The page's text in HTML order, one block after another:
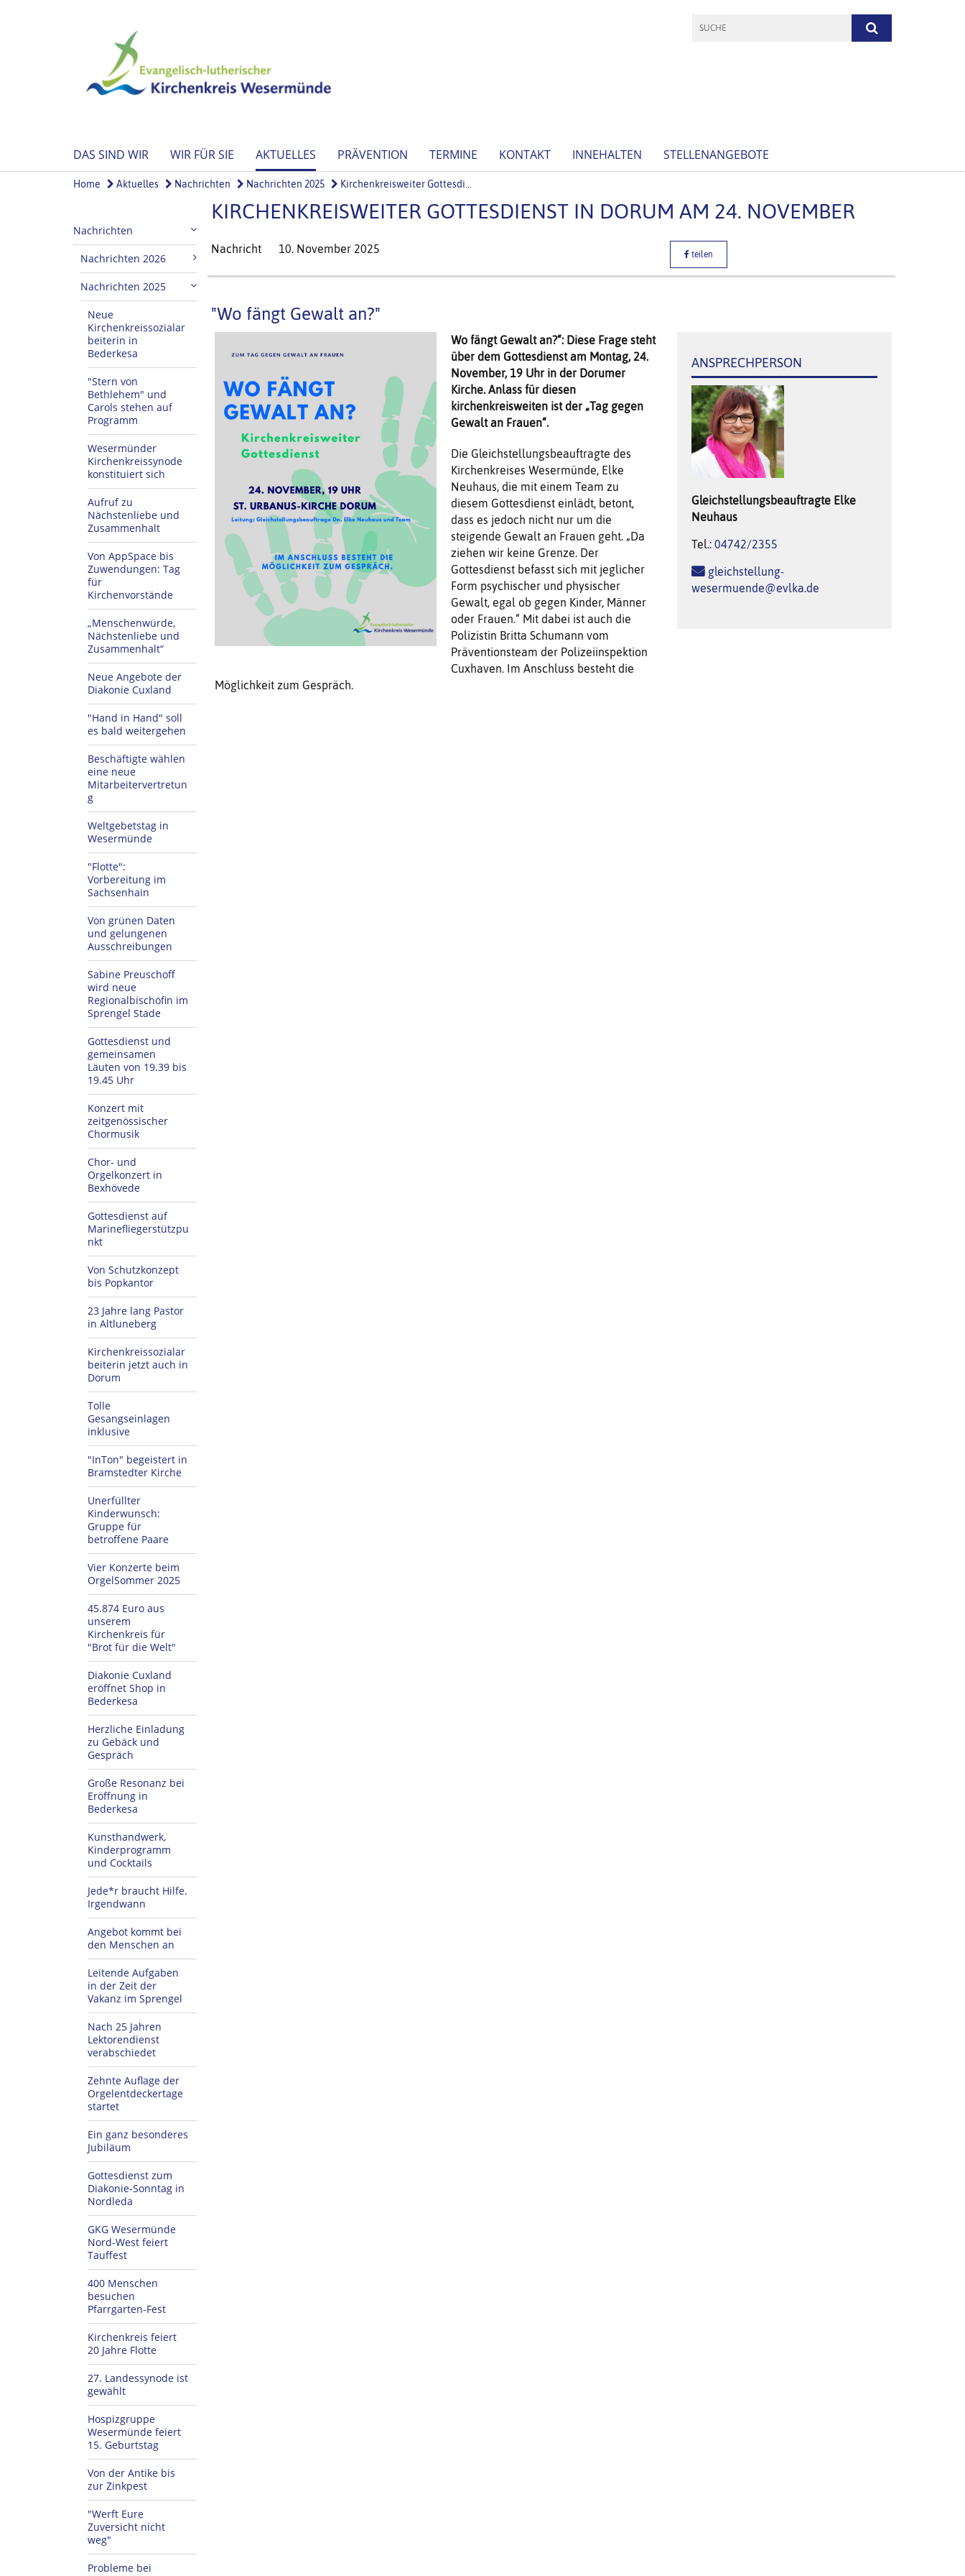
DAS SIND WIR WIR FÜR SIE AKTUELLES PRÄVENTION TERMINE KONTAKT INNEHALTEN STELLENANGEBOTE
Home Aktuelles Nachrichten Nachrichten 2025 Kirchenkreisweiter Gottesdi...
Nachrichten
Nachrichten 2026
Nachrichten 2025
Neue
Kirchenkreissozialar
beiterin in
Bederkesa
"Stern von
Bethlehem" und
Carols stehen auf
Programm
Wesermünder
Kirchenkreissynode
konstituiert sich
Aufruf zu
Nächstenliebe und
Zusammenhalt
Von AppSpace bis
Zuwendungen: Tag
für
Kirchenvorstände
„Menschenwürde,
Nächstenliebe und
Zusammenhalt“
Neue Angebote der
Diakonie Cuxland
"Hand in Hand" soll
es bald weitergehen
Beschäftigte wählen
eine neue
Mitarbeitervertretun
g
Weltgebetstag in
Wesermünde
"Flotte":
Vorbereitung im
Sachsenhain
Von grünen Daten
und gelungenen
Ausschreibungen
Sabine Preuschoff
wird neue
Regionalbischöfin im
Sprengel Stade
Gottesdienst und
gemeinsamen
Läuten von 19.39 bis
19.45 Uhr
Konzert mit
zeitgenössischer
Chormusik
Chor- und
Orgelkonzert in
Bexhövede
Gottesdienst auf
Marinefliegerstützpu
nkt
Von Schutzkonzept
bis Popkantor
23 Jahre lang Pastor
in Altluneberg
Kirchenkreissozialar
beiterin jetzt auch in
Dorum
Tolle
Gesangseinlagen
inklusive
"InTon" begeistert in
Bramstedter Kirche
Unerfüllter
Kinderwunsch:
Gruppe für
betroffene Paare
Vier Konzerte beim
OrgelSommer 2025
45.874 Euro aus
unserem
Kirchenkreis für
"Brot für die Welt"
Diakonie Cuxland
eröffnet Shop in
Bederkesa
Herzliche Einladung
zu Gebäck und
Gespräch
Große Resonanz bei
Eröffnung in
Bederkesa
Kunsthandwerk,
Kinderprogramm
und Cocktails
Jede*r braucht Hilfe.
Irgendwann
Angebot kommt bei
den Menschen an
Leitende Aufgaben
in der Zeit der
Vakanz im Sprengel
Nach 25 Jahren
Lektorendienst
verabschiedet
Zehnte Auflage der
Orgelentdeckertage
startet
Ein ganz besonderes
Jubiläum
Gottesdienst zum
Diakonie-Sonntag in
Nordleda
GKG Wesermünde
Nord-West feiert
Tauffest
400 Menschen
besuchen
Pfarrgarten-Fest
Kirchenkreis feiert
20 Jahre Flotte
27. Landessynode ist
gewählt
Hospizgruppe
Wesermünde feiert
15. Geburtstag
Von der Antike bis
zur Zinkpest
"Werft Eure
Zuversicht nicht
weg"
Probleme bei
KIRCHENKREISWEITER GOTTESDIENST IN DORUM AM 24. NOVEMBER
Nachricht 10. November 2025 teilen
"Wo fängt Gewalt an?"
Wo fängt Gewalt an?“: Diese Frage steht
über dem Gottesdienst am Montag, 24.
November, 19 Uhr in der Dorumer
Kirche. Anlass für diesen
kirchenkreisweiten ist der „Tag gegen
Gewalt an Frauen“.
Die Gleichstellungsbeauftragte des
Kirchenkreises Wesermünde, Elke
Neuhaus, die mit einem Team zu
diesem Gottesdienst einlädt, betont,
dass es jedoch nicht nur um die
steigende Gewalt an Frauen geht. „Da
ziehen wir keine Grenze. Der
Gottesdienst befasst sich mit jeglicher
Form psychischer und physischer
Gewalt, egal ob gegen Kinder, Männer
oder Frauen.“ Mit dabei ist auch die
Polizistin Britta Schumann vom
Präventionsteam der Polizeiinspektion
Cuxhaven. Im Anschluss besteht die
Möglichkeit zum Gespräch.
ANSPRECHPERSON
Gleichstellungsbeauftragte Elke
Neuhaus
Tel.: 04742/2355
gleichstellung-
wesermuende@evlka.de